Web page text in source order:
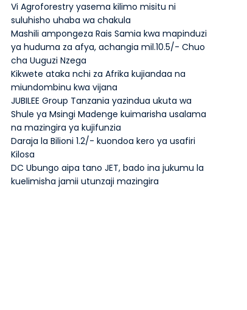
Vi Agroforestry yasema kilimo misitu ni
suluhisho uhaba wa chakula
Mashili ampongeza Rais Samia kwa mapinduzi
ya huduma za afya, achangia mil.10.5/- Chuo
cha Uuguzi Nzega
Kikwete ataka nchi za Afrika kujiandaa na
miundombinu kwa vijana
JUBILEE Group Tanzania yazindua ukuta wa
Shule ya Msingi Madenge kuimarisha usalama
na mazingira ya kujifunzia
Daraja la Bilioni 1.2/- kuondoa kero ya usafiri
Kilosa
DC Ubungo aipa tano JET, bado ina jukumu la
kuelimisha jamii utunzaji mazingira